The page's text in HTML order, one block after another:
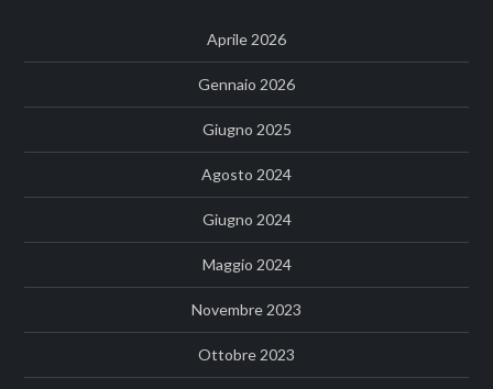
Aprile 2026
Gennaio 2026
Giugno 2025
Agosto 2024
Giugno 2024
Maggio 2024
Novembre 2023
Ottobre 2023